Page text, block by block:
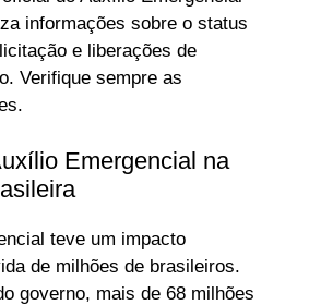
informações sobre o status
e liberações de
Verifique sempre as
Emergencial na
teve um impacto
de milhões de brasileiros.
governo, mais de 68 milhões